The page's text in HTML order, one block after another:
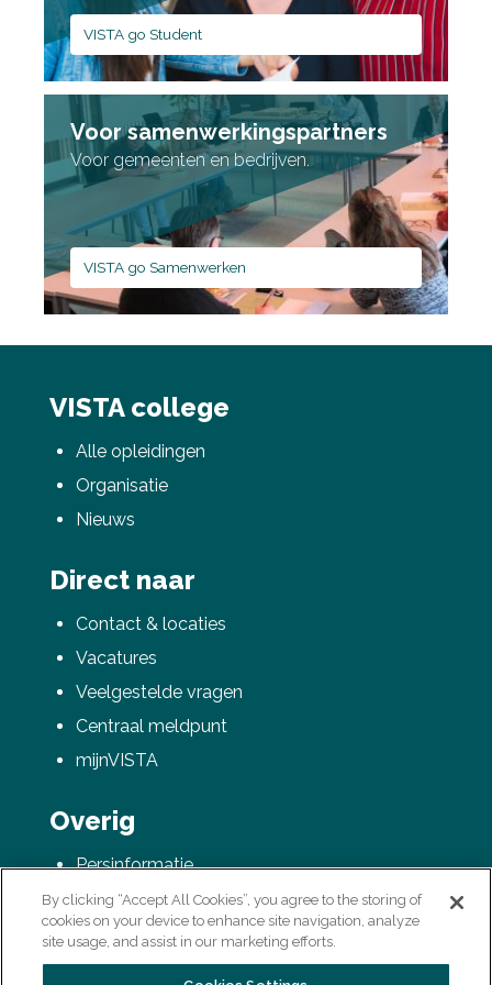
VISTA go Student
Voor samenwerkingspartners
Voor gemeenten en bedrijven.
VISTA go Samenwerken
VISTA college
Alle opleidingen
Organisatie
Nieuws
Direct naar
Contact & locaties
Vacatures
Veelgestelde vragen
Centraal meldpunt
mijnVISTA
Overig
Persinformatie
AVG / Privacyverklaring
Colofon
Deel via Facebook
Deel via LinkedIn
By clicking “Accept All Cookies”, you agree to the storing of
cookies on your device to enhance site navigation, analyze
site usage, and assist in our marketing efforts.